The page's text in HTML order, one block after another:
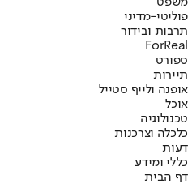
פוליטי-מדיני
תרבות ובידור
ForReal
ספורט
תיירות
אופנה ולייף סטייל
אוכל
טכנולוגיה
כלכלה וצרכנות
דעות
כללי ומידע
דף הבית